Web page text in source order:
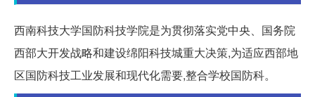
西南科技大学国防科技学院是为贯彻落实党中央、国务院
西部大开发战略和建设绵阳科技城重大决策,为适应西部地
区国防科技工业发展和现代化需要,整合学校国防科。